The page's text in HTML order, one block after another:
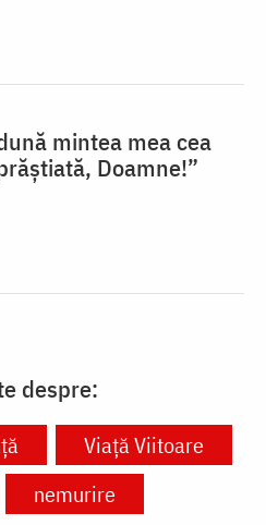
mintea mea cea
Doamne!”
despre:
Viață Viitoare
nemurire